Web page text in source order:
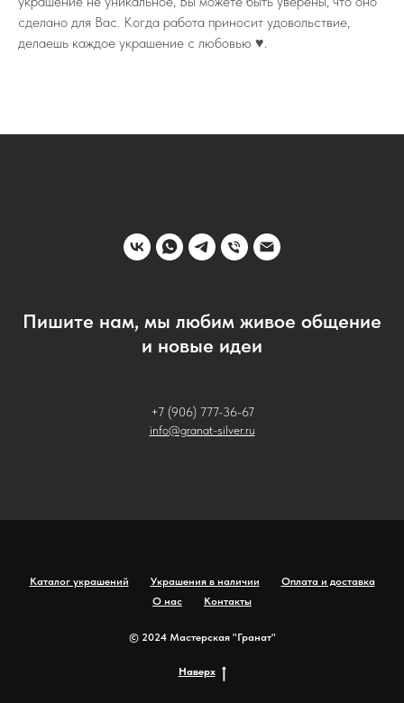
сделано для Вас. Когда работа приносит удовольствие,
делаешь каждое украшение с любовью ♥️.
Пишите нам, мы любим живое общение
и новые идеи
+7 (906) 777-36-67
info@granat-silver.ru
Каталог украшений Украшения в наличии
Оплата и доставка
О нас
Контакты
© 2024 Мастерская "Гранат"
Наверх